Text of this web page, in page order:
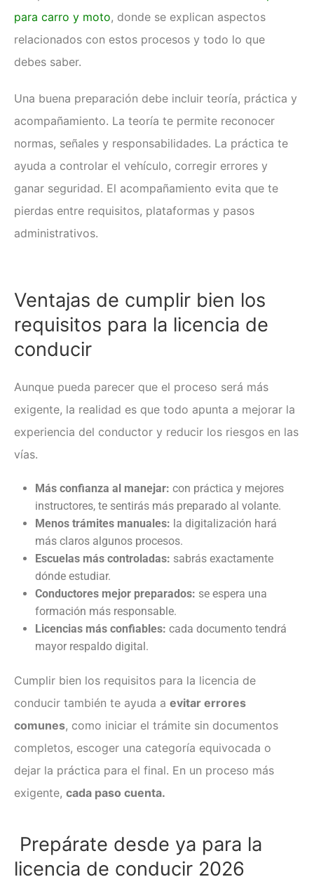
para carro y moto, donde se explican aspectos
relacionados con estos procesos y todo lo que
debes saber.
Una buena preparación debe incluir teoría, práctica y
acompañamiento. La teoría te permite reconocer
normas, señales y responsabilidades. La práctica te
ayuda a controlar el vehículo, corregir errores y
ganar seguridad. El acompañamiento evita que te
pierdas entre requisitos, plataformas y pasos
administrativos.
Ventajas de cumplir bien los
requisitos para la licencia de
conducir
Aunque pueda parecer que el proceso será más
exigente, la realidad es que todo apunta a mejorar la
experiencia del conductor y reducir los riesgos en las
vías.
Más confianza al manejar: con práctica y mejores
instructores, te sentirás más preparado al volante.
Menos trámites manuales: la digitalización hará
más claros algunos procesos.
Escuelas más controladas: sabrás exactamente
dónde estudiar.
Conductores mejor preparados: se espera una
formación más responsable.
Licencias más confiables: cada documento tendrá
mayor respaldo digital.
Cumplir bien los requisitos para la licencia de
conducir también te ayuda a evitar errores
comunes, como iniciar el trámite sin documentos
completos, escoger una categoría equivocada o
dejar la práctica para el final. En un proceso más
exigente, cada paso cuenta.
Prepárate desde ya para la
licencia de conducir 2026